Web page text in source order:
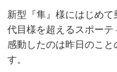
新型『隼』様にはじめ
代目様を超えるスポーテ
感動したのは昨日のこと
す。